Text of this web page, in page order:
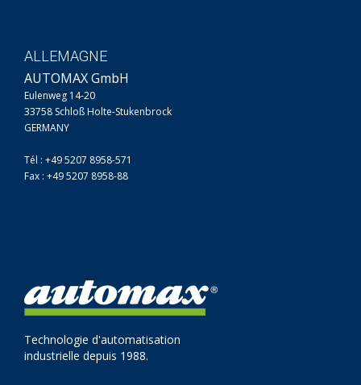
ALLEMAGNE
AUTOMAX GmbH
Eulenweg 14-20
33758 Schloß Holte-Stukenbrock
GERMANY
Tél : +49 5207 8958-571
Fax : +49 5207 8958-88
Technologie d'automatisation
industrielle depuis 1988.